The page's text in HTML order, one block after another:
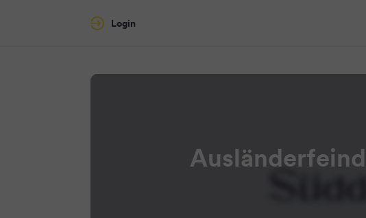
Login